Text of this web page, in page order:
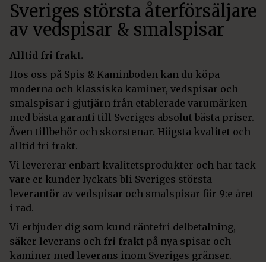
Sveriges största återförsäljare
av vedspisar & smalspisar
Alltid fri frakt.
Hos oss på Spis & Kaminboden kan du köpa
moderna och klassiska kaminer, vedspisar och
smalspisar i gjutjärn från etablerade varumärken
med bästa garanti till Sveriges absolut bästa priser.
Även tillbehör och skorstenar. Högsta kvalitet och
alltid fri frakt.
Vi levererar enbart kvalitetsprodukter och har tack
vare er kunder lyckats bli Sveriges största
leverantör av vedspisar och smalspisar för 9:e året
i rad.
Vi erbjuder dig som kund räntefri delbetalning,
säker leverans och fri frakt på nya spisar och
kaminer med leverans inom Sveriges gränser.